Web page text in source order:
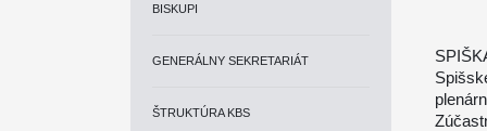
BISKUPI
GENERÁLNY SEKRETARIÁT
ŠTRUKTÚRA KBS